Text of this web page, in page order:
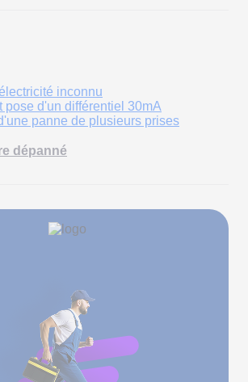
inconnu
pose d'un différentiel 30mA
panne de plusieurs prises
dépanné